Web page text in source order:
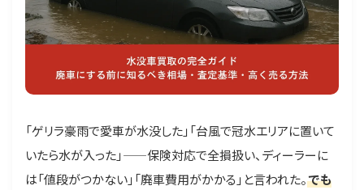
「ゲリラ豪雨で愛車が水没した」「台風で冠水エリアに置いて
いたら水が入った」——保険対応で全損扱い、ディーラーに
は「値段がつかない」「廃車費用がかかる」と言われた。でも